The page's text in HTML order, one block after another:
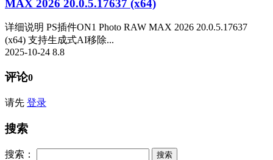
MAX 2026 20.0.5.17637 (x64)
详细说明 PS插件ON1 Photo RAW MAX 2026 20.0.5.17637
(x64) 支持生成式AI移除...
2025-10-24 8.8
评论0
请先 登录
搜索
搜索：